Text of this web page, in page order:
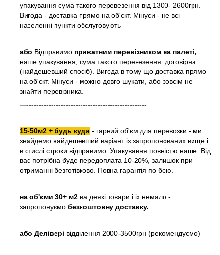
упакування сума такого перевезення від 1300- 2600грн.
Вигода - доставка прямо на об'єкт. Мінуси - не всі
населенні пункти обслуговують
або Відправимо приватним перевізником на палеті,
наше упакування, сума такого перевезення договірна
(найдешевший спосіб). Вигода в тому що доставка прямо
на об'єкт. Мінуси - можно довго шукати, або зовсім не
знайти перевізника.
—-------------------------------------------------
15-50м2 + будь куди - гарний об'єм для перевозки - ми
знайдемо найдешевший варіант із запропонованих вище і
в стислі строки відправимо. Упакування повністю наше. Від
вас потрібна буде передоплата 10-20%, залишок при
отриманні безготівково. Повна гарантія по бою.
на об'єми 30+ м2 на деякі товари і іх немало -
запропонуємо безкоштовну доставку.
або Делівері відділення 2000-3500грн (рекомендуємо)